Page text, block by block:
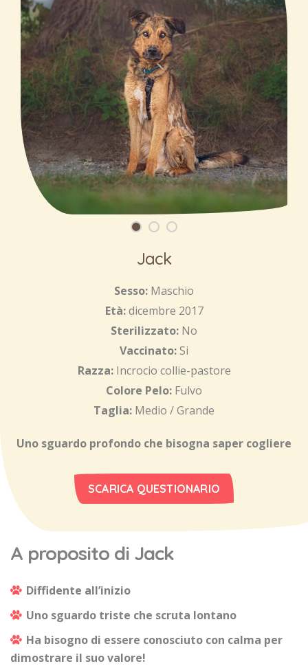
Jack
Sesso: Maschio
Età:dicembre 2017
Sterilizzato: No
Vaccinato:Si
Razza: Incrocio collie-pastore
Colore Pelo: Fulvo
Taglia: Medio / Grande
Uno sguardo profondo che bisogna saper cogliere
SCARICA QUESTIONARIO
A proposito di Jack
Diffidente all’inizio
Uno sguardo triste che scruta lontano
Ha bisogno di essere conosciuto con calma per
dimostrare il suo valore!